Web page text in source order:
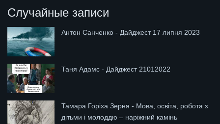
Случайные записи
Антон Санченко - Дайджест 17 липня 2023
Таня Адамс - Дайджест 21012022
Тамара Горіха Зерня - Мова, освіта, робота з
дітьми і молоддю – наріжний камінь